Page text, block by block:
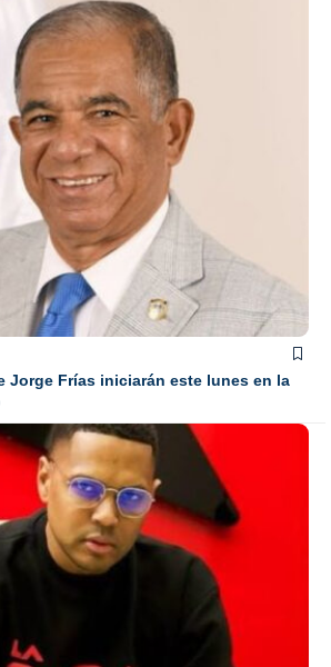
Jorge Frías iniciarán este lunes en la